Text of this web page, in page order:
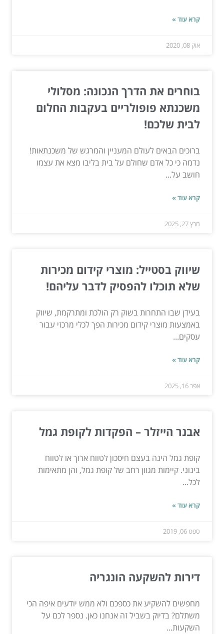
קרא עוד »
אוק 08, 2020
בוחרים את הדרך הנכונה: מסלולי
משכנתא פופולריים בעקבות החלום
לבית שלכם!
ברוכים הבאים לעולם המעניין והמרגש של משכנתאות!
נדמה כי כל אדם שחולם על בית בליבו מצא את עצמו
חושב על...
קרא עוד »
מרץ 27, 2025
שיווק בסטייל: מוצרי קידום מכירות
שלא תוכלו להפסיק לדבר עליהם!
בעידן שבו התחרות בשוק רק הולכת ומתרקמת, שיווק
באמצעות מוצרי קידום מכירות הפך לכלי מרכזי עבור
עסקים...
קרא עוד »
אפר 16, 2025
אבנר הייזלר – הפקדות לקופת גמל
קופת גמל הינה בעצם חיסכון לטווח ארוך או לטווח
בינוני. קיימות מגוון רחב של קופת גמל, והן מתאימות
לכל...
קרא עוד »
ספט 06, 2019
דירות להשקעה הונגריה
מחפשים להשקיע את כספכם ולא ממש יודעים איפה הכי
משתלם? בדיוק בשביל זה אנחנו כאן. נספר לכם על
השקעות...